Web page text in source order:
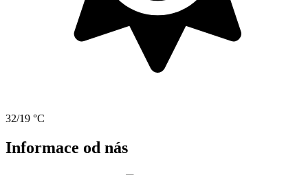
32/19 °C
Informace od nás